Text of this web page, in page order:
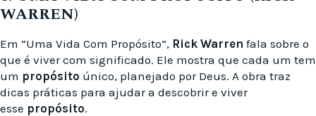
WARREN)
Em “Uma Vida Com Propósito”, Rick Warren fala sobre o
que é viver com significado. Ele mostra que cada um tem
um propósito único, planejado por Deus. A obra traz
dicas práticas para ajudar a descobrir e viver
esse propósito.